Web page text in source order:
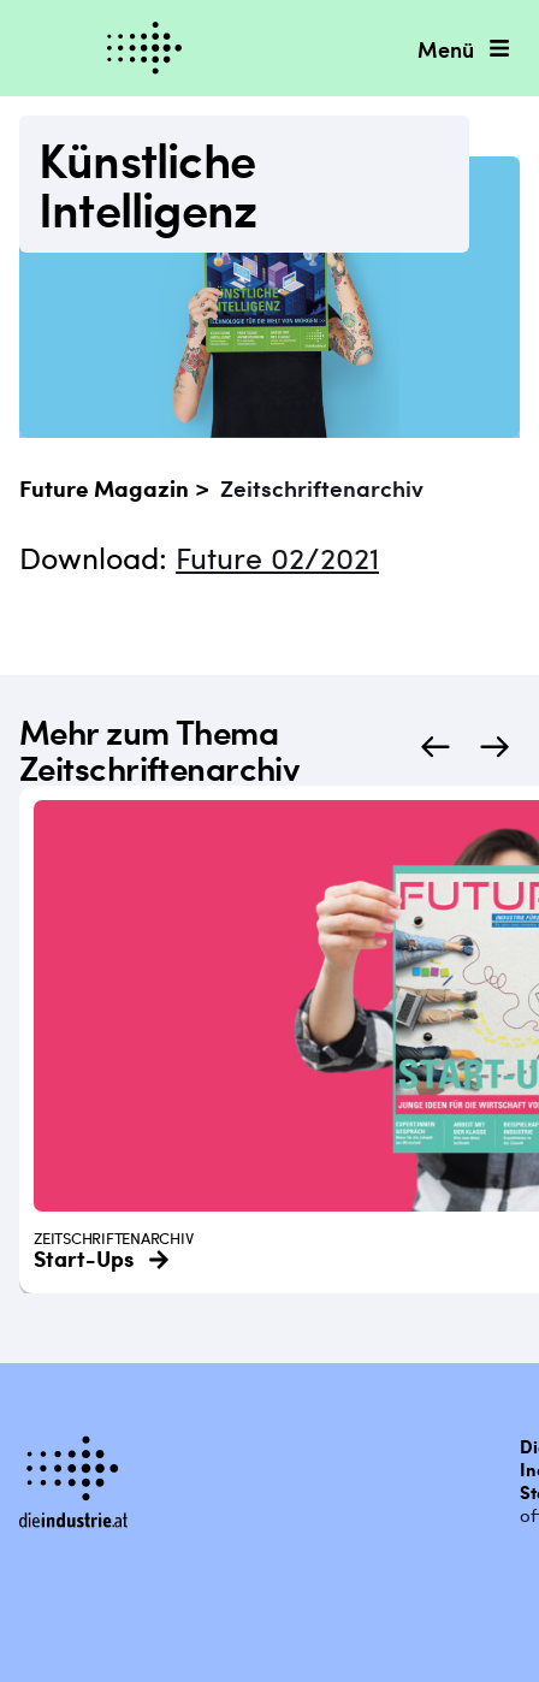
Menü
Künstliche
Intelligenz
Future Magazin > Zeitschriftenarchiv
Download: Future 02/2021
Mehr zum Thema
Zeitschriftenarchiv
ZEITSCHRIFTENARCHIV
Start-Ups